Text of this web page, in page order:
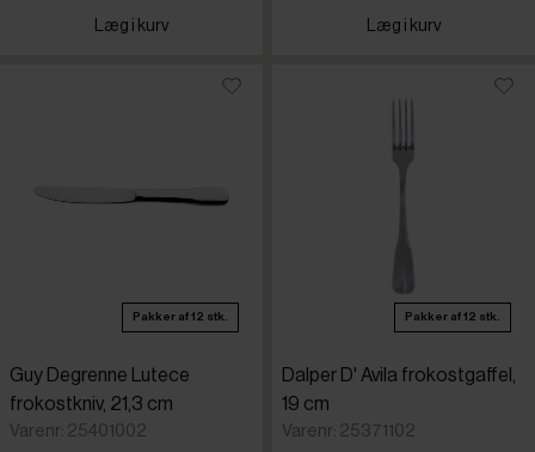
Læg i kurv
Læg i kurv
Pakker af 12 stk.
Guy Degrenne Lutece
frokostkniv, 21,3 cm
Varenr: 25401002
Pakker af 12 stk.
Dalper D' Avila frokostgaffel,
19 cm
Varenr: 25371102